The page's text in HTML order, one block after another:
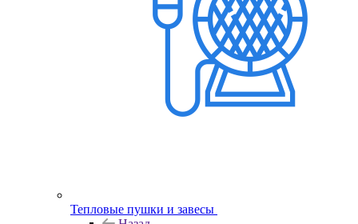
Тепловые пушки и завесы